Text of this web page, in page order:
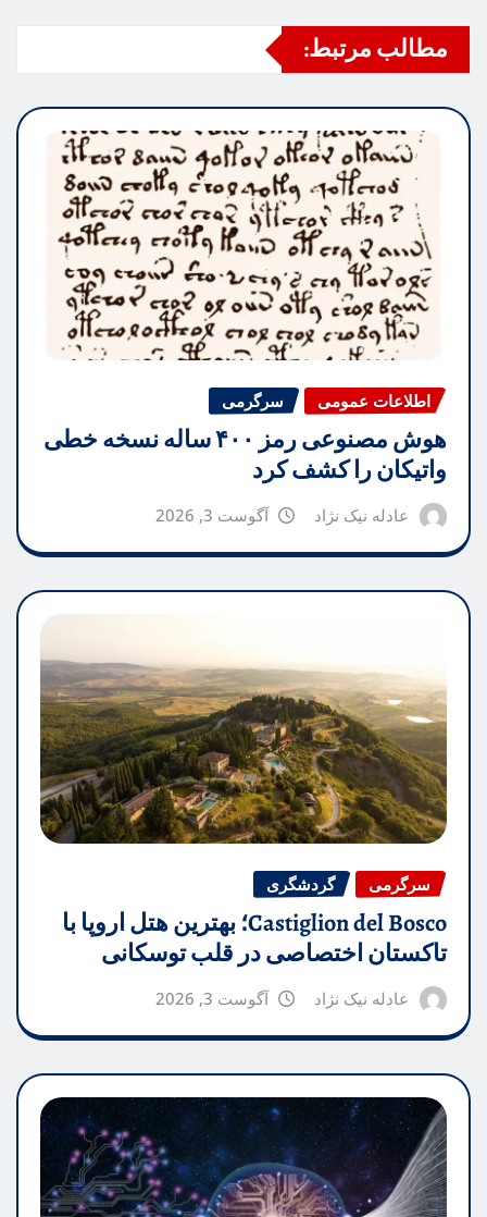
مطالب مرتبط:
اطلاعات عمومی سرگرمی
هوش مصنوعی رمز ۴۰۰ ساله نسخه خطی
واتیکان را کشف کرد
عادله نیک نژاد آگوست 3, 2026
سرگرمی گردشگری
Castiglion del Bosco؛ بهترین هتل اروپا با
تاکستان اختصاصی در قلب توسکانی
عادله نیک نژاد آگوست 3, 2026